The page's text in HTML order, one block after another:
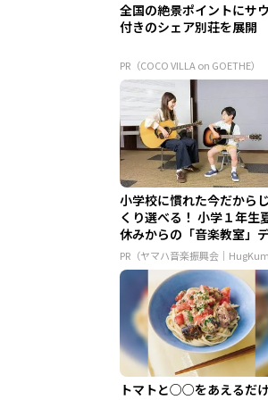
全国の絶景ポイントにサ
付きのシェア別荘を展開
PR（COCO VILLA on GOETHE）
小学校に慣れた今だから
くり選べる！ 小学１年生
休みからの「音楽教室」
ュ...
PR（ヤマハ音楽振興会｜
トマトと○○をあえるだ